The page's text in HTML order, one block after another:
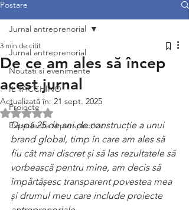
Postare
Jurnal antreprenorial
Noutati si evenimente
IL TACCHINO
Proiecte
Experiente si perspective
Jurnal antreprenorial
De ce am ales să încep
acest jurnal
3 min de citit
Actualizată în: 21 sept. 2025
Evaluat(ă) cu NaN din 5 stele.
După 25 de ani de construcție a unui
brand global, timp în care am ales să
fiu cât mai discret și să las rezultatele să
vorbească pentru mine, am decis să
împărtășesc transparent povestea mea
și drumul meu care include proiecte